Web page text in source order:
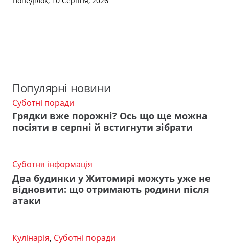
Популярні новини
Суботні поради
Грядки вже порожні? Ось що ще можна
посіяти в серпні й встигнути зібрати
Суботня інформація
Два будинки у Житомирі можуть уже не
відновити: що отримають родини після
атаки
Кулінарія, Суботні поради